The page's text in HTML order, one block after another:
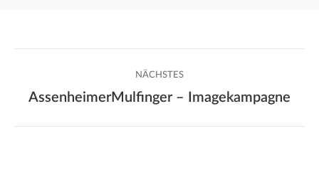
navigation
NÄCHSTES
Next
AssenheimerMulfinger – Imagekampagne